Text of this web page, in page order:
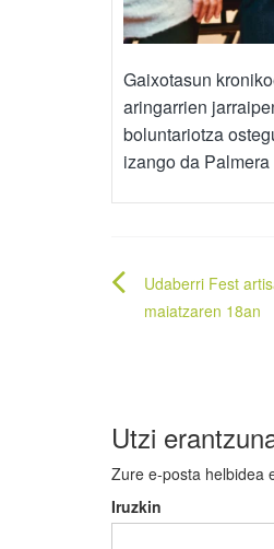
Gaixotasun
aringarrien
boluntariotza
izango da
zehar
Udaberri Fest
maiatzaren 18an
Utzi
Zure e-posta helbidea
Iruzkin